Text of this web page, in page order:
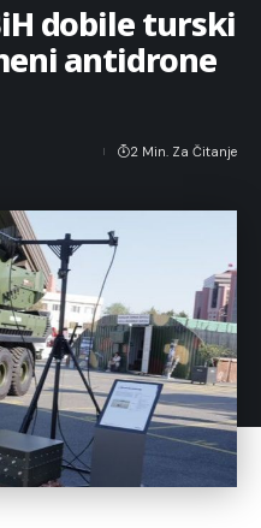
dobile turski
antidrone
2 Min. Za Čitanje